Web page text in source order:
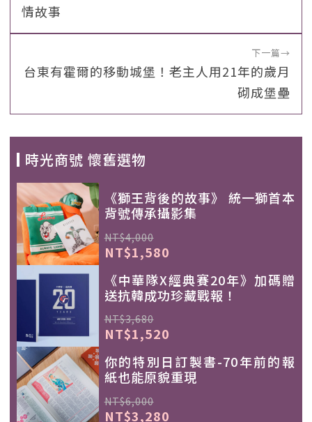
情故事
下一篇→
台東有霍爾的移動城堡！老主人用21年的歲月
砌成堡壘
時光商號 懷舊選物
《獅王背後的故事》 統一獅首本
背號傳承攝影集
NT$4,000
NT$1,580
《中華隊X經典賽20年》加碼贈
送抗韓成功珍藏戰報！
NT$3,680
NT$1,520
你的特別日訂製書-70年前的報
紙也能原貌重現
NT$6,000
NT$3,280